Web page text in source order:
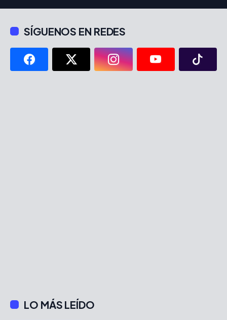
SÍGUENOS EN REDES
LO MÁS LEÍDO